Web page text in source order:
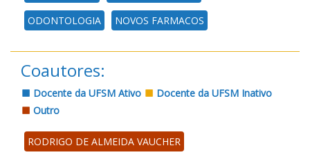
ODONTOLOGIA NOVOS FARMACOS
Coautores:
Docente da UFSM Ativo
Docente da UFSM Inativo
Outro
RODRIGO DE ALMEIDA VAUCHER